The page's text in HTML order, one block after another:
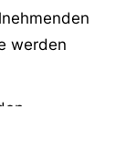
werden